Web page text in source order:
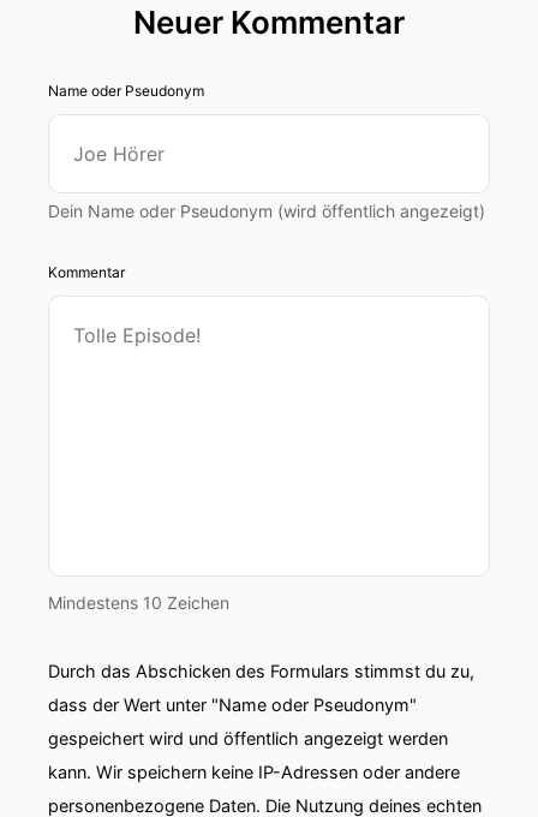
Neuer Kommentar
Name oder Pseudonym
Dein Name oder Pseudonym (wird öffentlich angezeigt)
Kommentar
Mindestens 10 Zeichen
Durch das Abschicken des Formulars stimmst du zu,
dass der Wert unter "Name oder Pseudonym"
gespeichert wird und öffentlich angezeigt werden
kann. Wir speichern keine IP-Adressen oder andere
personenbezogene Daten. Die Nutzung deines echten